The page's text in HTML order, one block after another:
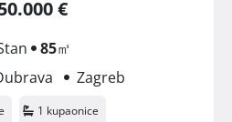
€
85㎡
Zagreb
1 kupaonice